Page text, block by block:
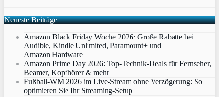
Neueste Beiträge
Amazon Black Friday Woche 2026: Große Rabatte bei
Audible, Kindle Unlimited, Paramount+ und
Amazon Hardware
Amazon Prime Day 2026: Top-Technik-Deals für Fernseher,
Beamer, Kopfhörer & mehr
Fußball-WM 2026 im Live-Stream ohne Verzögerung: So
optimieren Sie Ihr Streaming-Setup